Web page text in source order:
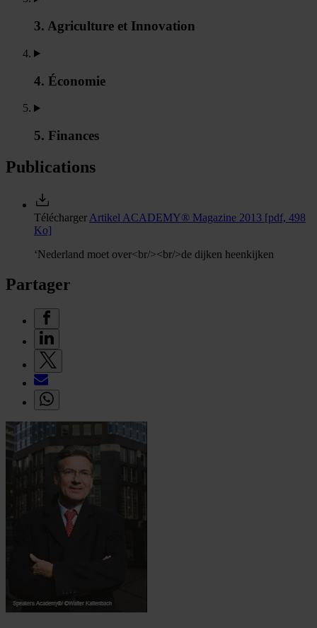
3. Agriculture et Innovation
4. Économie
5. Finances
Publications
Télécharger Artikel ACADEMY® Magazine 2013 [pdf, 498
Ko]
‘Nederland moet over<br/><br/>de dijken heenkijken
Partager